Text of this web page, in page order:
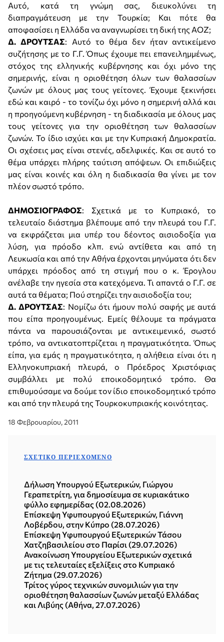
Αυτό, κατά τη γνώμη σας, διευκολύνει τη
διαπραγμάτευση με την Τουρκία; Και πότε θα
αποφασίσει η Ελλάδα να αναγνωρίσει τη δική της ΑΟΖ;
Δ. ΔΡΟΥΤΣΑΣ: Αυτό το θέμα δεν ήταν αντικείμενο
συζήτησης με το Γ.Γ. Όπως έχουμε πει επανειλημμένως,
στόχος της ελληνικής κυβέρνησης και όχι μόνο της
σημερινής, είναι η οριοθέτηση όλων των θαλασσίων
ζωνών με όλους μας τους γείτονες. Έχουμε ξεκινήσει
εδώ και καιρό - το τονίζω όχι μόνο η σημερινή αλλά και
η προηγούμενη κυβέρνηση - τη διαδικασία με όλους μας
τους γείτονες για την οριοθέτηση των θαλασσίων
ζωνών. Το ίδιο ισχύει και με την Κυπριακή Δημοκρατία.
Οι σχέσεις μας είναι στενές, αδελφικές. Και σε αυτό το
θέμα υπάρχει πλήρης ταύτιση απόψεων. Οι επιδιώξεις
μας είναι κοινές και όλη η διαδικασία θα γίνει με τον
πλέον σωστό τρόπο.
ΔΗΜΟΣΙΟΓΡΑΦΟΣ: Σχετικά με το Κυπριακό, το
τελευταίο διάστημα βλέπουμε από την πλευρά του Γ.Γ.
να εκφράζεται μια υπέρ του δέοντος αισιοδοξία για
λύση, για πρόοδο κλπ. ενώ αντίθετα και από τη
Λευκωσία και από την Αθήνα έρχονται μηνύματα ότι δεν
υπάρχει πρόοδος από τη στιγμή που ο κ. Έρογλου
ανέλαβε την ηγεσία στα κατεχόμενα. Τι απαντά ο Γ.Γ. σε
αυτά τα θέματα; Πού στηρίζει την αισιοδοξία του;
Δ. ΔΡΟΥΤΣΑΣ: Νομίζω ότι ήμουν πολύ σαφής με αυτά
που είπα προηγουμένως. Εμείς θέλουμε τα πράγματα
πάντα να παρουσιάζονται με αντικειμενικό, σωστό
τρόπο, να αντικατοπτρίζεται η πραγματικότητα. Όπως
είπα, για εμάς η πραγματικότητα, η αλήθεια είναι ότι η
Ελληνοκυπριακή πλευρά, ο Πρόεδρος Χριστόφιας
συμβάλλει με πολύ εποικοδομητικό τρόπο. Θα
επιθυμούσαμε να δούμε τον ίδιο εποικοδομητικό τρόπο
και από την πλευρά της Τουρκοκυπριακής κοινότητας.
18 Φεβρουαρίου, 2011
ΣΧΕΤΙΚΌ ΠΕΡΙΕΧΌΜΕΝΟ
Δήλωση Υπουργού Εξωτερικών, Γιώργου
Γεραπετρίτη, για δημοσίευμα σε κυριακάτικο
φύλλο εφημερίδας (02.08.2026)
Επίσκεψη Υφυπουργού Εξωτερικών, Γιάννη
Λοβέρδου, στην Κύπρο (28.07.2026)
Επίσκεψη Υφυπουργού Εξωτερικών Τάσου
Χατζηβασιλείου στο Παρίσι (29.07.2026)
Ανακοίνωση Υπουργείου Εξωτερικών σχετικά
με τις τελευταίες εξελίξεις στο Κυπριακό
Ζήτημα (29.07.2026)
Τρίτος γύρος τεχνικών συνομιλιών για την
οριοθέτηση θαλασσίων ζωνών μεταξύ Ελλάδας
και Λιβύης (Αθήνα, 27.07.2026)